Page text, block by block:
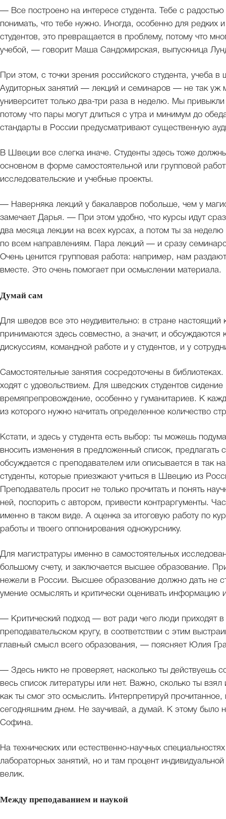
— Все построено на интересе студента. Тебе с
понимать, что тебе нужно. Иногда, особенно для редких
студентов, это превращается в проблему, потому что
учебой, — говорит Маша Сандомирская, выпускница
При этом, с точки зрения российского студента, учеба
Аудиторных занятий — лекций и семинаров — не так уж
университет только два-три раза в неделю. Мы
потому что пары могут длиться с утра и минимум до
стандарты в России предусматривают существенную
В Швеции все слегка иначе. Студенты здесь тоже
основном в форме самостоятельной или групповой
исследовательские и учебные проекты.
— Наверняка лекций у бакалавров побольше, чем у
замечает Дарья. — При этом удобно, что курсы идут
два месяца лекции на всех курсах, а потом ты за
по всем направлениям. Пара лекций — и сразу
Очень ценится групповая работа: например, нам
вместе. Это очень помогает при осмыслении материала.
Думай сам
Для шведов все это неудивительно: в стране настоящий
принимаются здесь совместно, а значит, и
дискуссиям, командной работе и у студентов, и у
Самостоятельные занятия сосредоточены в
ходят с удовольствием. Для шведских студентов
времяпрепровождение, особенно у гуманитариев. К
из которого нужно начитать определенное количество
Кстати, и здесь у студента есть выбор: ты можешь
вносить изменения в предложенный список, предлагать
обсуждается с преподавателем или описывается в так
студенты, которые приезжают учиться в Швецию из
Преподаватель просит не только прочитать и понять
ней, поспорить с автором, привести контраргументы.
именно в таком виде. А оценка за итоговую работу по
работы и твоего оппонирования однокурснику.
Для магистратуры именно в самостоятельных
большому счету, и заключается высшее образование.
нежели в России. Высшее образование должно дать не
умение осмыслять и критически оценивать информацию
— Критический подход — вот ради чего люди приходят
преподавательском кругу, в соответствии с этим
главный смысл всего образования, — поясняет Юлия
— Здесь никто не проверяет, насколько ты действуешь
весь список литературы или нет. Важно, сколько ты
как ты смог это осмыслить. Интерпретируй
сегодняшним днем. Не заучивай, а думай. К этому было
Софина.
На технических или естественно-научных
лабораторных занятий, но и там процент
велик.
Между преподаванием и наукой